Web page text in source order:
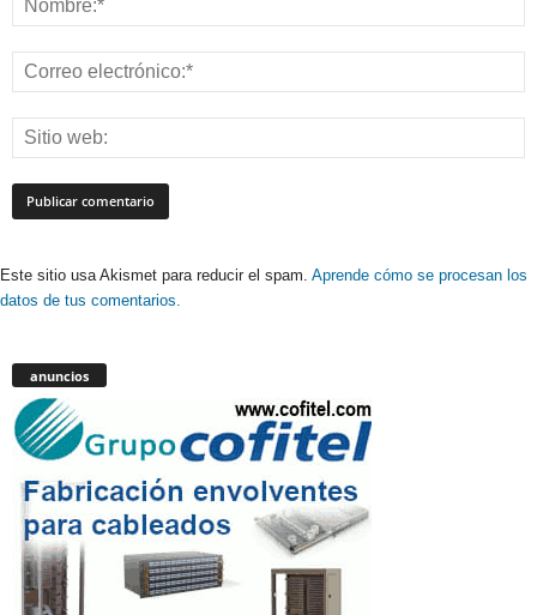
Este sitio usa Akismet para reducir el spam. Aprende cómo se procesan los
datos de tus comentarios.
anuncios